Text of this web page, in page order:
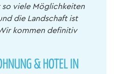
so viele Möglichkeiten
die Landschaft ist
kommen definitiv
& HOTEL IN